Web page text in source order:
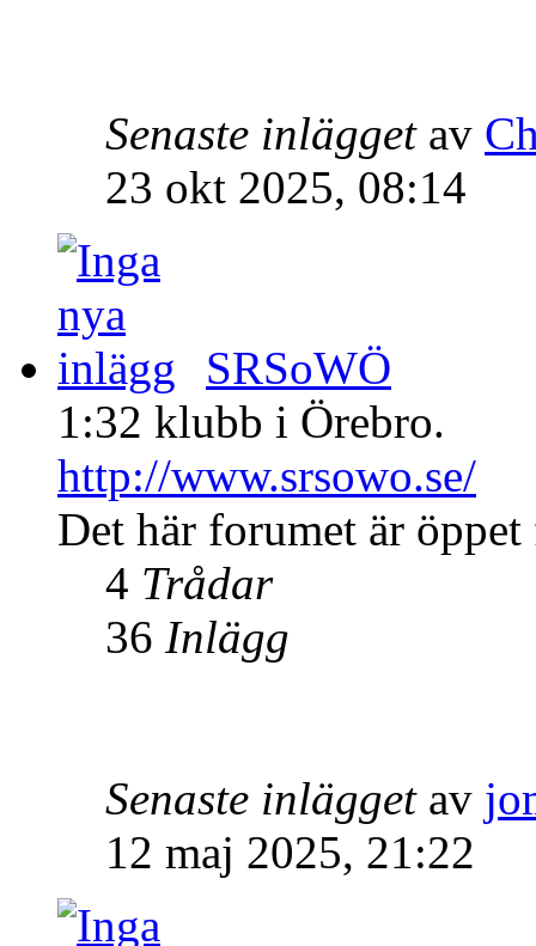
Senaste inläggetav
23 okt 2025, 08:14
SRSoWÖ
1:32 klubb i Örebro.
http://www.srsowo.se/
Det här forumet är
4 Trådar
36 Inlägg
Senaste inläggetav
12 maj 2025, 21:22